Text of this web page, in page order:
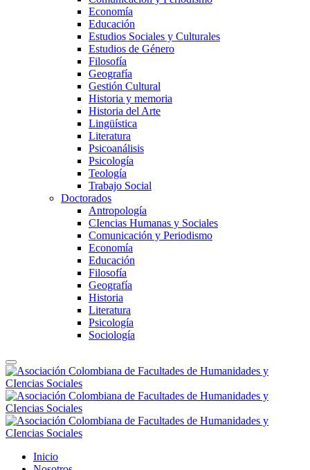
Economía
Educación
Estudios Sociales y Culturales
Estudios de Género
Filosofía
Geografía
Gestión Cultural
Historia y memoria
Historia del Arte
Lingüística
Literatura
Psicoanálisis
Psicología
Teología
Trabajo Social
Doctorados
Antropología
CIencias Humanas y Sociales
Comunicación y Periodismo
Economía
Educación
Filosofía
Geografía
Historia
Literatura
Psicología
Sociología
Inicio